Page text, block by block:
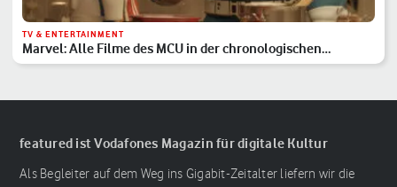
TV & ENTERTAINMENT
Marvel: Alle Filme des MCU in der chronologischen
Reihenfolge
featured ist Vodafones Magazin für digitale Kultur
Als Begleiter auf dem Weg ins Gigabit-Zeitalter liefern wir die